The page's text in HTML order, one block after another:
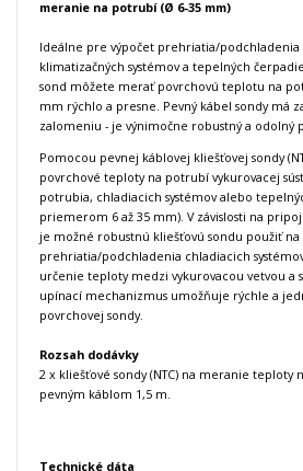
meranie na potrubí (Ø 6-35 mm)
Ideálne pre výpočet prehriatia/podchladenia
klimatizačných systémov a tepelných
sond môžete merať povrchovú teplotu na
mm rýchlo a presne. Pevný kábel sondy má
zalomeniu - je výnimočne robustný a odolný
Pomocou pevnej káblovej kliešťovej sondy
povrchové teploty na potrubí vykurovacej
potrubia, chladiacich systémov alebo
priemerom 6 až 35 mm). V závislosti na
je možné robustnú kliešťovú sondu použiť
prehriatia/podchladenia chladiacich
určenie teploty medzi vykurovacou vetvou a
upínací mechanizmus umožňuje rýchle a
povrchovej sondy.
Rozsah dodávky
2 x kliešťové sondy (NTC) na meranie teploty
pevným káblom 1,5 m.
Technické dáta